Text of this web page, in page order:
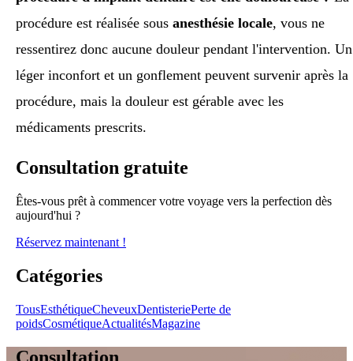
procédure est réalisée sous anesthésie locale, vous ne
ressentirez donc aucune douleur pendant l'intervention. Un
léger inconfort et un gonflement peuvent survenir après la
procédure, mais la douleur est gérable avec les
médicaments prescrits.
Consultation gratuite
Êtes-vous prêt à commencer votre voyage vers la perfection dès
aujourd'hui ?
Réservez maintenant !
Catégories
TousEsthétiqueCheveuxDentisteriePerte de
poidsCosmétiqueActualitésMagazine
Consultation